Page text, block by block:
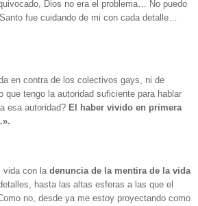
Dios no era el problema… No puedo
fue cuidando de mi con cada detalle…
en contra de los colectivos gays, ni de
que tengo la autoridad suficiente para hablar
esa autoridad? El haber vivido en primera
vida con la denuncia de la mentira de la vida
hasta las altas esferas a las que el
no, desde ya me estoy proyectando como